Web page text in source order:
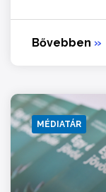
Bővebben »
MÉDIATÁR